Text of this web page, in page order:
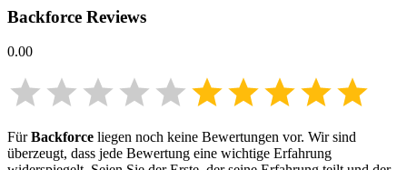
Backforce Reviews
0.00
FürBackforce liegen noch keine Bewertungen vor. Wir sind
überzeugt, dass jede Bewertung eine wichtige Erfahrung